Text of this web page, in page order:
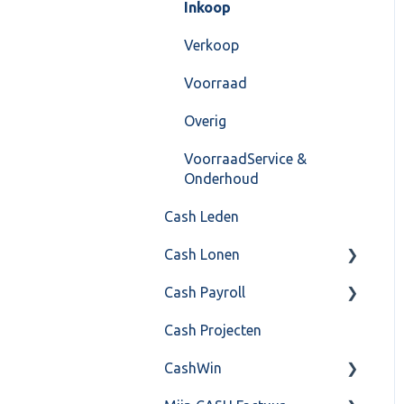
Instellingen
Algemeen
Formulierlayout
Inkoop
Verkoop
Voorraad
Overig
VoorraadService &
Onderhoud
Cash Leden
Cash Lonen
Algemeen
Inrichting
Jaarafsluiting
Cash Payroll
Aangifte
Algemeen
Cash Projecten
CashWin